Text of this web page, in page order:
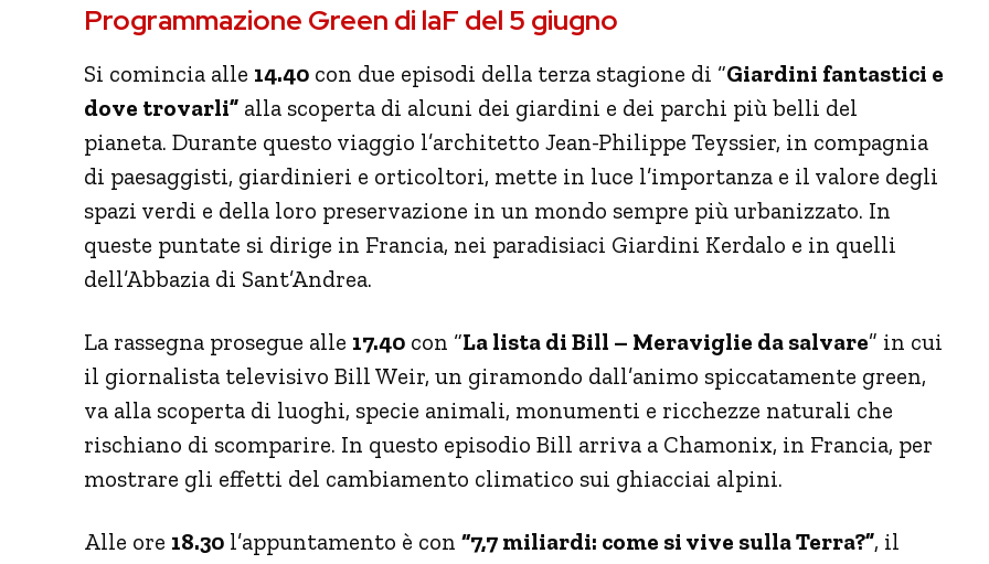
Programmazione Green di laF del 5 giugno
Si comincia alle 14.40 con due episodi della terza stagione di “Giardini fantastici e
dove trovarli” alla scoperta di alcuni dei giardini e dei parchi più belli del
pianeta. Durante questo viaggio l’architetto Jean-Philippe Teyssier, in compagnia
di paesaggisti, giardinieri e orticoltori, mette in luce l’importanza e il valore degli
spazi verdi e della loro preservazione in un mondo sempre più urbanizzato. In
queste puntate si dirige in Francia, nei paradisiaci Giardini Kerdalo e in quelli
dell’Abbazia di Sant’Andrea.
La rassegna prosegue alle 17.40 con “La lista di Bill – Meraviglie da salvare” in cui
il giornalista televisivo Bill Weir, un giramondo dall’animo spiccatamente green,
va alla scoperta di luoghi, specie animali, monumenti e ricchezze naturali che
rischiano di scomparire. In questo episodio Bill arriva a Chamonix, in Francia, per
mostrare gli effetti del cambiamento climatico sui ghiacciai alpini.
Alle ore 18.30 l’appuntamento è con “7,7 miliardi: come si vive sulla Terra?”, il